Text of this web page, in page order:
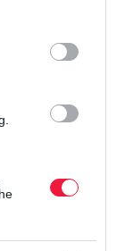
below Google